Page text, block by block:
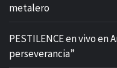
metalero
PESTILENCE en vivo en
perseverancia”